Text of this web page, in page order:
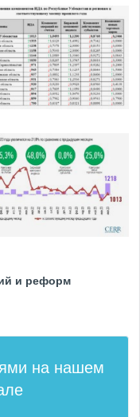
и реформ
на нашем